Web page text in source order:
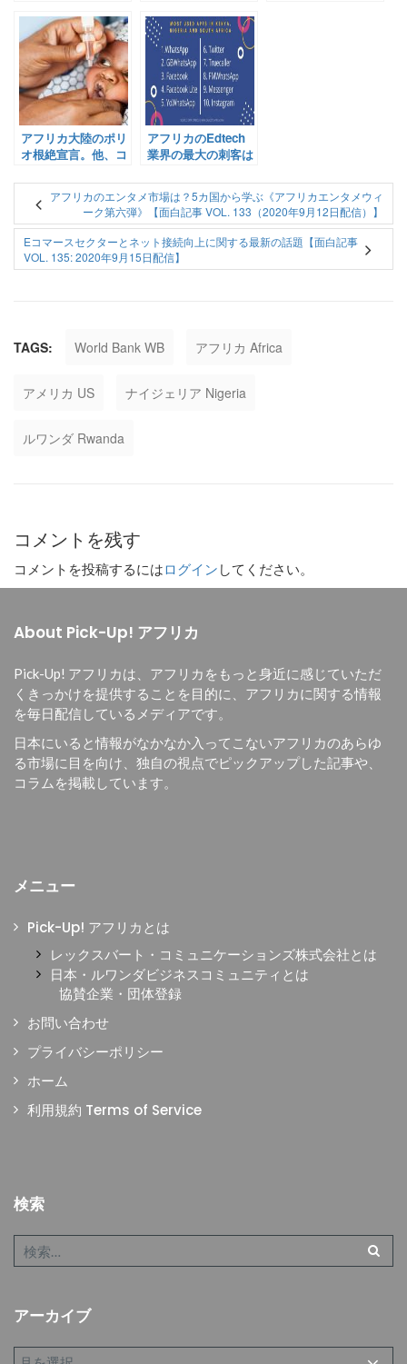
アフリカ大陸のポリ
オ根絶宣言。他、コ
ットに関する話題
【面白記事 Vol.
119: 2020年8月27日
配信】
アフリカのEdtech
業界の最大の刺客は
気＆有名アプリ？
他、教育系記事【面
白記事 Vol. 65:
2020年6月22日配
信】
アフリカのエンタメ市場は？5カ国から学ぶ《アフリカエンタメウィ
ーク第六弾》【面白記事 VOL. 133（2020年9月12日配信）】
Eコマースセクターとネット接続向上に関する最新の話題【面白記事
VOL. 135: 2020年9月15日配信】
TAGS: World Bank WB アフリカ Africa
アメリカ US ナイジェリア Nigeria
ルワンダ Rwanda
コメントを残す
コメントを投稿するにはログイン してください。
About Pick-Up! アフリカ
Pick-Up! アフリカは、 アフリカをもっと身近に感じていただ
くきっかけを提供することを目的に、 アフリカに関する情報
を毎日配信しているメディアです。
日本にいると情報がなかなか入ってこないアフリカのあらゆ
る市場に目を向け、独自の視点でピックアップした記事や、
コラムを掲載しています。
メニュー
Pick-Up! アフリカとは
レックスバート・コミュニケーションズ株式会社とは
日本・ルワンダビジネスコミュニティとは
協賛企業・団体登録
お問い合わせ
プライバシーポリシー
ホーム
利用規約 Terms of Service
検索
アーカイブ